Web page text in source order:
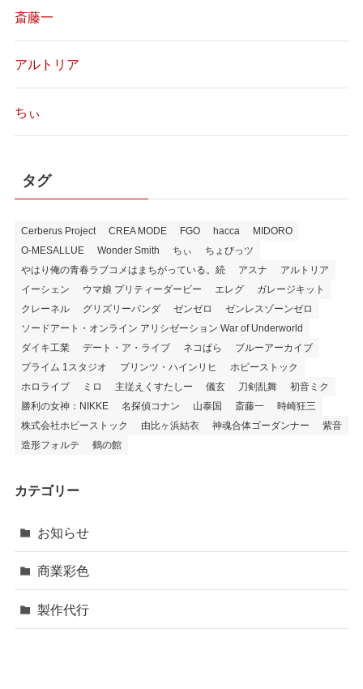
斎藤一
アルトリア
ちぃ
タグ
Cerberus Project CREA MODE FGO hacca
MIDORO
O-MESALLUE
Wonder Smith ちぃ
ちょびっツ
やはり俺の青春ラブコメはまちがっている。続
アスナ
アルトリア
イーシェン
ウマ娘 プリティーダービー エレグ
ガレージキット
クレーネル
グリズリーパンダ ゼンゼロ
ゼンレスゾーンゼロ
ソードアート・オンライン アリシゼーション War of Underworld
ダイキ工業
デート・ア・ライブ ネコぱら
ブルーアーカイブ
プライム 1スタジオ
プリンツ・ハインリヒ
ホビーストック
ホロライブ
ミロ 主従えくすたしー 儀玄 刀剣乱舞
初音ミク
勝利の女神：NIKKE
名探偵コナン 山泰国 斎藤一
時崎狂三
株式会社ホビーストック
由比ヶ浜結衣 神魂合体ゴーダンナー
紫音
造形フォルテ
鶴の館
カテゴリー
お知らせ
商業彩色
製作代行